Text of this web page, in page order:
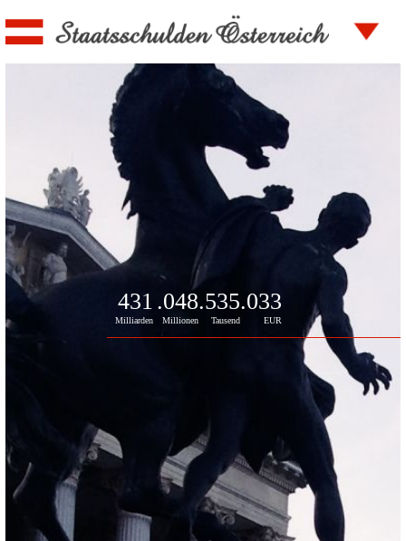
.722
EUR
.535
Tausend
.048
Millionen
431
Milliarden